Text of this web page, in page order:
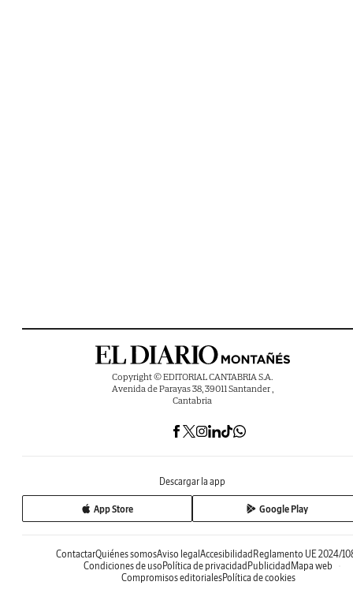
Copyright © EDITORIAL CANTABRIA S.A.
Avenida de Parayas 38, 39011 Santander ,
Cantabria
Descargar la app
App Store Google Play
ContactarQuiénes somosAviso legal Accesibilidad Reglamento UE 2024/
Condiciones de uso Política de privacidad Publicidad Mapa web
Compromisos editorialesPolítica de cookies